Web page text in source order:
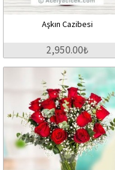
Aşkın Cazibesi
2,950.00₺